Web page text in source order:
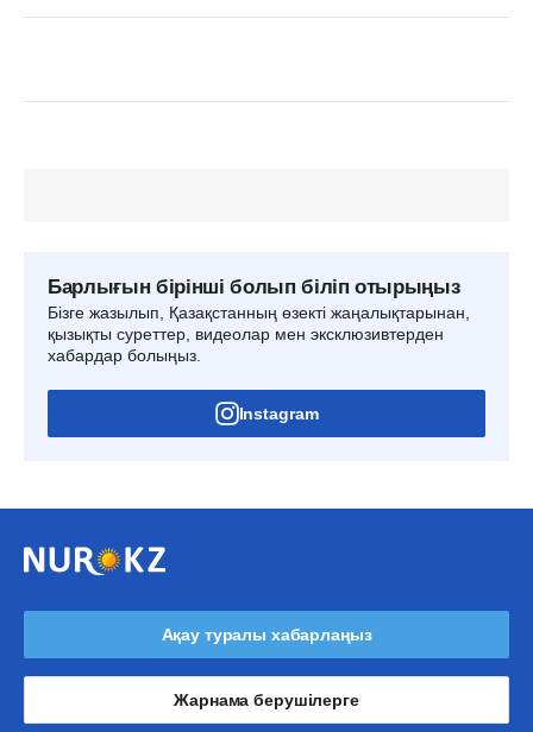
Барлығын бірінші болып біліп отырыңыз
Бізге жазылып, Қазақстанның өзекті жаңалықтарынан,
қызықты суреттер, видеолар мен эксклюзивтерден
хабардар болыңыз.
Instagram
Ақау туралы хабарлаңыз
Жарнама берушілерге